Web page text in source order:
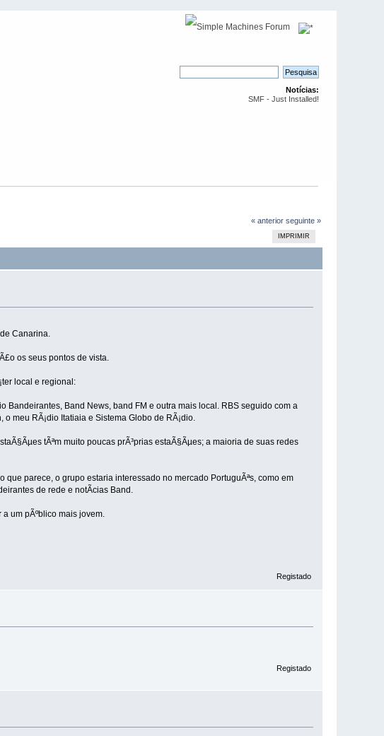
Notícias:
SMF - Just Installed!
« anterior seguinte »
IMPRIMIR
Canarina.
os seus pontos de vista.
local e regional:
Bandeirantes, Band News, band FM e outra mais local. RBS seguido com a
o meu RÃ¡dio Itatiaia e Sistema Globo de RÃ¡dio.
tÃªm muito poucas prÃ³prias estaÃ§Ãµes; a maioria de suas redes
parece, o grupo estaria interessado no mercado PortuguÃªs, como em
de rede e notÃ­cias Band.
um pÃºblico mais jovem.
Registado
Registado